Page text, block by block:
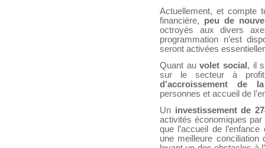
Actuellement, et compte
financière, peu de
octroyés aux divers
programmation n’est
seront activées
Quant auvolet social , il
sur le secteur à
d’accroissement de
personnes et accueil de
Un investissement de
activités économiques
que l’accueil de
une meilleure